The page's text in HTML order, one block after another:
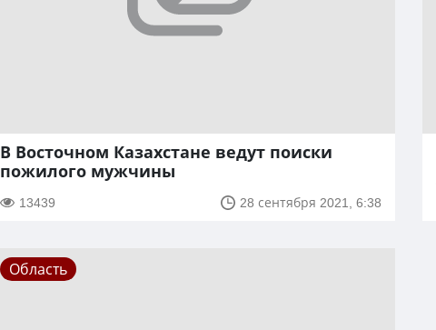
В Восточном Казахстане ведут поиски
пожилого мужчины
13439 28 сентября 2021, 6:38
Область